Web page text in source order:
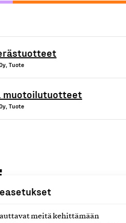
meitä kehittämään
Tuote
muotoilutuotteet
Tuote